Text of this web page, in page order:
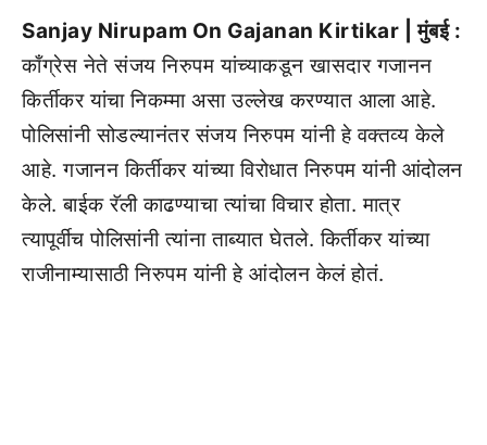
Sanjay Nirupam On Gajanan Kirtikar | मुंबई :
काँग्रेस नेते संजय निरुपम यांच्याकडून खासदार गजानन
किर्तीकर यांचा निकम्मा असा उल्लेख करण्यात आला आहे.
पोलिसांनी सोडल्यानंतर संजय निरुपम यांनी हे वक्तव्य केले
आहे. गजानन किर्तीकर यांच्या विरोधात निरुपम यांनी आंदोलन
केले. बाईक रॅली काढण्याचा त्यांचा विचार होता. मात्र
त्यापूर्वीच पोलिसांनी त्यांना ताब्यात घेतले. किर्तीकर यांच्या
राजीनाम्यासाठी निरुपम यांनी हे आंदोलन केलं होतं.